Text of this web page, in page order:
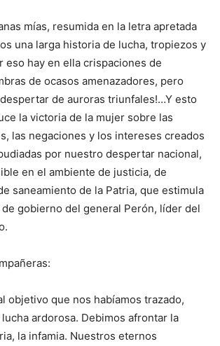
mías, resumida en la letra apretada
una larga historia de lucha, tropiezos y
eso hay en ella crispaciones de
de ocasos amenazadores, pero
de auroras triunfales!…Y esto
la victoria de la mujer sobre las
las negaciones y los intereses creados
por nuestro despertar nacional,
en el ambiente de justicia, de
saneamiento de la Patria, que estimula
gobierno del general Perón, líder del
objetivo que nos habíamos trazado,
ardorosa. Debimos afrontar la
la infamia. Nuestros eternos